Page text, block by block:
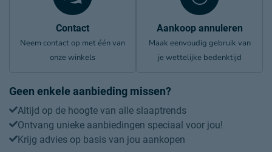
Contact
Neem contact op met één van
onze winkels
Aankoop annuleren
Maak eenvoudig gebruik van
je wettelijke bedenktijd
Geen enkele aanbieding missen?
Altijd op de hoogte van alle slaaptrends
Ontvang unieke aanbiedingen speciaal voor jou!
Krijg advies op basis van jou aankopen